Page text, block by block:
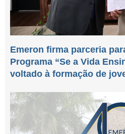
Emeron firma parceria
Programa “Se a Vida
voltado à formação de